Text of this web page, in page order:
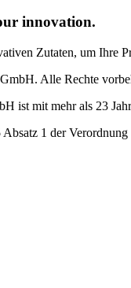
innovation.
Zutaten, um Ihre
Alle Rechte
ist mit mehr als 23
1 der